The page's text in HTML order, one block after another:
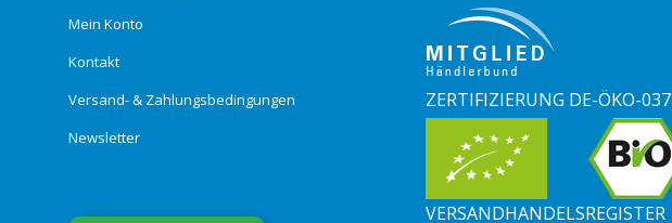
Mein Konto
Kontakt
Versand- & Zahlungsbedingungen
Newsletter
ZERTIFIZIERUNG DE-ÖKO-037
VERSANDHANDELSREGISTER